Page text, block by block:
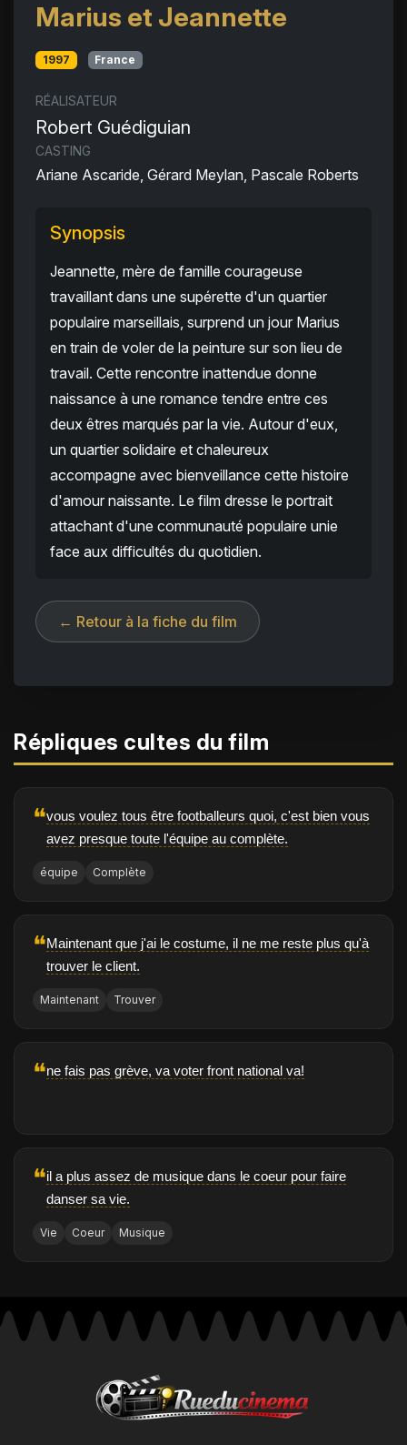
Marius et Jeannette
1997 France
RÉALISATEUR
Robert Guédiguian
CASTING
Ariane Ascaride, Gérard Meylan, Pascale Roberts
Synopsis
Jeannette, mère de famille courageuse
travaillant dans une supérette d'un quartier
populaire marseillais, surprend un jour Marius
en train de voler de la peinture sur son lieu de
travail. Cette rencontre inattendue donne
naissance à une romance tendre entre ces
deux êtres marqués par la vie. Autour d'eux,
un quartier solidaire et chaleureux
accompagne avec bienveillance cette histoire
d'amour naissante. Le film dresse le portrait
attachant d'une communauté populaire unie
face aux difficultés du quotidien.
← Retour à la fiche du film
Répliques cultes du film
❝vous voulez tous être footballeurs quoi, c'est bien vous
avez presque toute l'équipe au complète.
équipe Complète
❝Maintenant que j'ai le costume, il ne me reste plus qu'à
trouver le client.
Maintenant Trouver
❝ne fais pas grève, va voter front national va!
❝il a plus assez de musique dans le coeur pour faire
danser sa vie.
Vie Coeur Musique